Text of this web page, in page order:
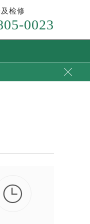
检修
0023

